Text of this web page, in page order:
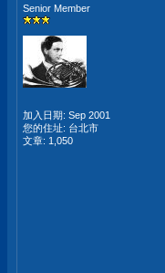
Senior Member
加入日期: Sep 2001
您的住址: 台北市
文章: 1,050